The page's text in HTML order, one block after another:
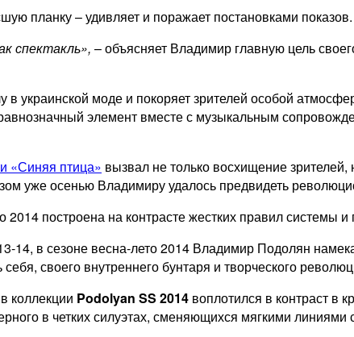
планку – удивляет и поражает постановками показов.
спектакль», – объясняет Владимир главную цель
украинской моде и покоряет зрителей особой
элемент вместе с музыкальным
«Синяя птица» вызвал не только восхищение
уже осенью Владимиру удалось предвидеть
построена на контрасте жестких правил системы и
14, в сезоне весна-лето 2014 Владимир Подолян
своего внутреннего бунтаря и творческого
коллекции Podolyan SS 2014 воплотился в контраст в
в четких силуэтах, сменяющихся мягкими линиями